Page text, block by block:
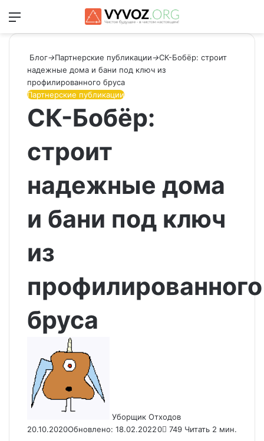
Меню
Блог→Партнерские публикации→СК-Бобёр: строит
надежные дома и бани под ключ из
профилированного бруса
Партнерские публикации
СК-Бобёр:
строит
надежные дома
и бани под ключ
из
профилированного
бруса
Уборщик Отходов
20.10.2020Обновлено: 18.02.20220 749 Читать 2 мин.